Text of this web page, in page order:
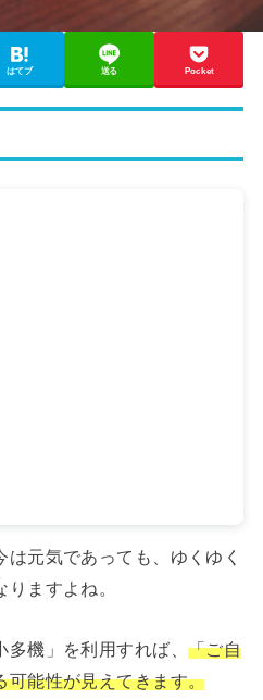
はてブ 送る Pocket
元気であっても、ゆくゆく
ますよね。
機」を利用すれば、 「ご自
可能性が見えてきます。